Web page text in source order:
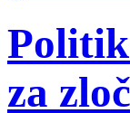
za